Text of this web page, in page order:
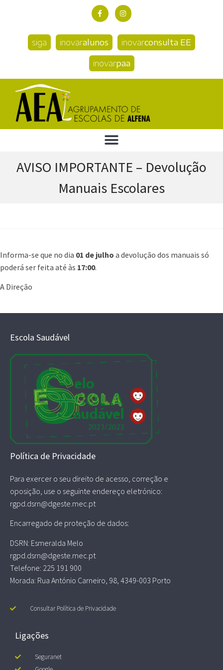
siga inovaralunos inovarconsulta EE
inovarpaa
AVISO IMPORTANTE – Devolução
Manuais Escolares
Informa-se que no dia 01 de julho a devolução dos manuais só
poderá ser feita até às 17:00.
A Direção
Escola Saudável
Política de Privacidade
Para exercer o seu direito de acesso, correção e
oposição, use o seguinte endereço eletrónico:
rgpd.dsrn@dgeste.mec.pt
Encarregado de proteção de dados:
DSRN: Esmeralda Melo
rgpd.dsrn@dgeste.mec.pt
Telefone: 225 191 900
Morada: Rua António Carneiro, 98, 4349-003 Porto
Consultar Política de Privacidade
Ligações
Seguranet